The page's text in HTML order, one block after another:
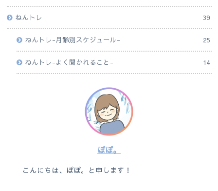
ねんトレ 39
ねんトレ-月齢別スケジュール- 25
ねんトレ-よく聞かれること- 14
ぽぽ。
こんにちは、ぽぽ。と申します！